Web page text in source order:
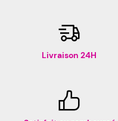
Livraison 24H